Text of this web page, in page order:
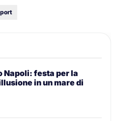
Napoli: festa per la
in un mare di